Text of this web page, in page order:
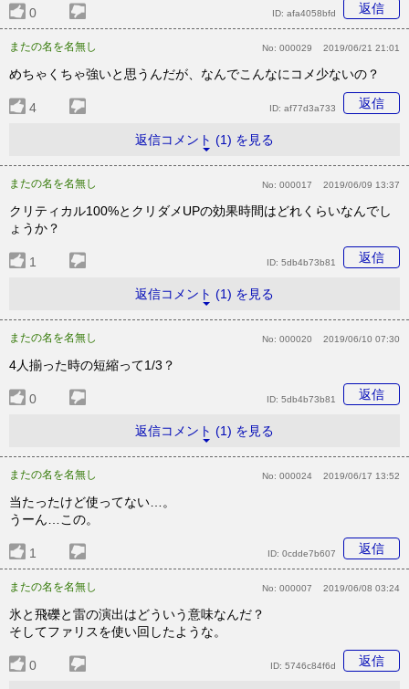
0 返信
ID: afa4058bfd
またの名を名無し No: 000029 2019/06/21 21:01
めちゃくちゃ強いと思うんだが、なんでこんなにコメ少ないの？
4 返信
ID: af77d3a733
返信コメント (1) を見る
またの名を名無し No: 000017 2019/06/09 13:37
クリティカル100%とクリダメUPの効果時間はどれくらいなんでし
ょうか？
1 返信
ID: 5db4b73b81
返信コメント (1) を見る
またの名を名無し No: 000020 2019/06/10 07:30
4人揃った時の短縮って1/3？
0 返信
ID: 5db4b73b81
返信コメント (1) を見る
またの名を名無し No: 000024 2019/06/17 13:52
当たったけど使ってない…。
うーん…この。
1 返信
ID: 0cdde7b607
またの名を名無し No: 000007 2019/06/08 03:24
氷と飛礫と雷の演出はどういう意味なんだ？
そしてファリスを使い回したような。
0 返信
ID: 5746c84f6d